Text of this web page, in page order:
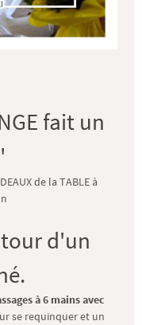
fait un
de la TABLE à
d'un
à 6 mains avec
se requinquer et un